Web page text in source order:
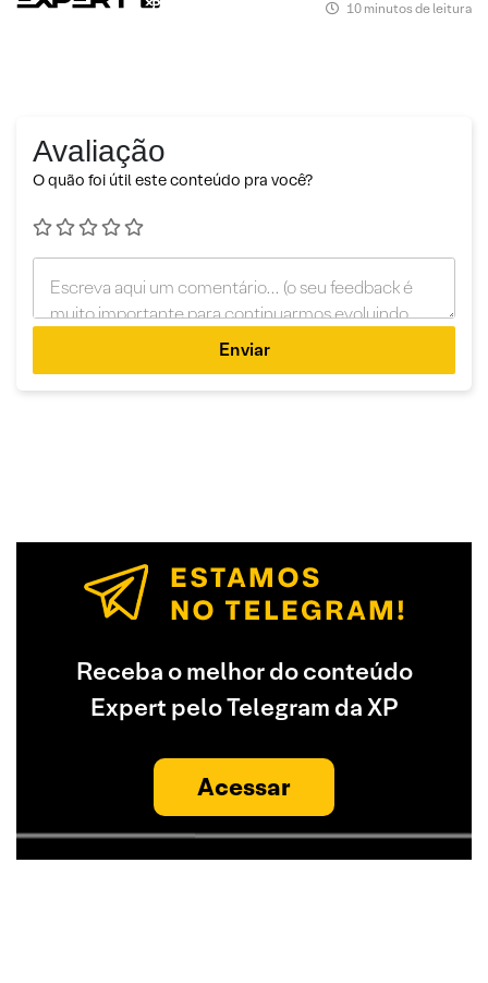
10 minutos de leitura
Avaliação
O quão foi útil este conteúdo pra você?
Enviar
Receba o melhor do conteúdo
Expert pelo Telegram da XP
Acessar